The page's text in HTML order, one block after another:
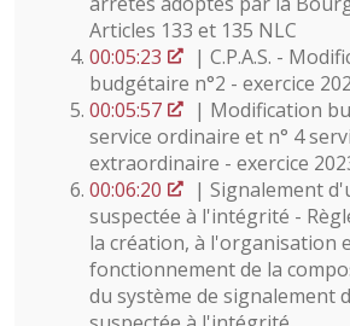
Articles 133 et 135 NLC
00:05:23
| C.P.A.S. -
budgétaire n°2 - exercice
00:05:57
| Modification
service ordinaire et n° 4
extraordinaire - exercice
00:06:20
| Signalement
suspectée à l'intégrité -
la création, à l'organisation
fonctionnement de la
du système de signalement